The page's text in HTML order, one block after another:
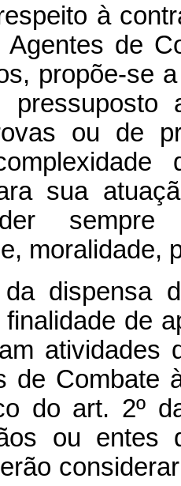
à
de
propõe-se
ou de
sua
moralidade,
dispensa
de
atividades
de Combate
do art. 2º
ou entes